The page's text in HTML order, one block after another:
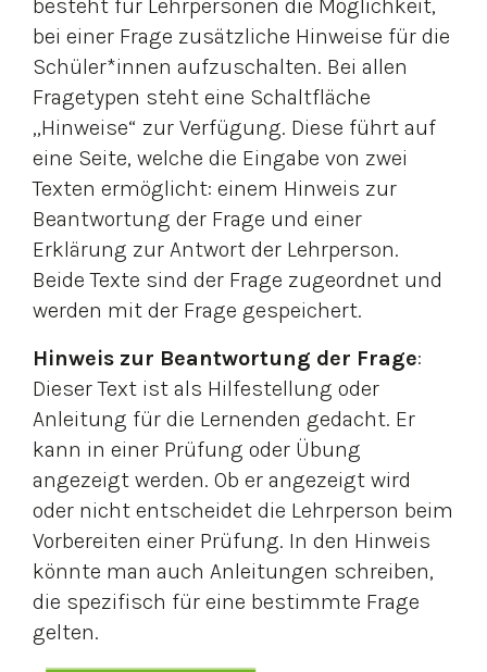
besteht für Lehrpersonen die Möglichkeit,
bei einer Frage zusätzliche Hinweise für die
Schüler*innen aufzuschalten. Bei allen
Fragetypen steht eine Schaltfläche
„Hinweise“ zur Verfügung. Diese führt auf
eine Seite, welche die Eingabe von zwei
Texten ermöglicht: einem Hinweis zur
Beantwortung der Frage und einer
Erklärung zur Antwort der Lehrperson.
Beide Texte sind der Frage zugeordnet und
werden mit der Frage gespeichert.
Hinweis zur Beantwortung der Frage:
Dieser Text ist als Hilfestellung oder
Anleitung für die Lernenden gedacht. Er
kann in einer Prüfung oder Übung
angezeigt werden. Ob er angezeigt wird
oder nicht entscheidet die Lehrperson beim
Vorbereiten einer Prüfung. In den Hinweis
könnte man auch Anleitungen schreiben,
die spezifisch für eine bestimmte Frage
gelten.